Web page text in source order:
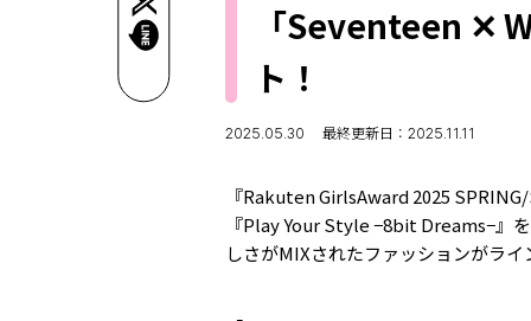
「Seventeen ✕
ト！
2025.05.30 最終更新日：2025.11.11
『Rakuten GirlsAward 2025
『Play Your Style −8bit Dreams−』
しさがMIXされたファッションがライ